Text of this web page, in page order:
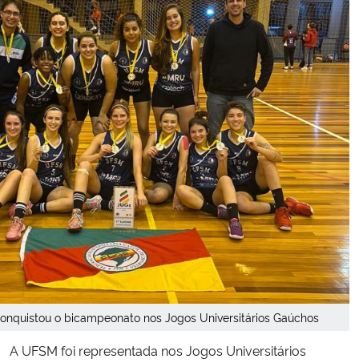
Ministério do Meio Ambiente
Ministério do Turismo
Ministério do Desenvolvimento Regional
Controladoria-Geral da União
Ministério da Mulher, da Família e dos Direitos Humanos
Secretaria-Geral
Secretaria de Governo
Gabinete de Segurança Institucional
Advocacia-Geral da União
o bicampeonato nos Jogos Universitários Gaúchos
A UFSM foi representada nos Jogos Universitários